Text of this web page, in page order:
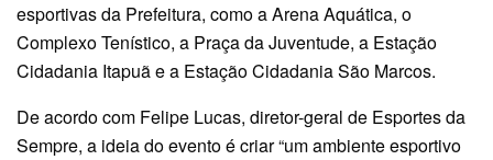
esportivas da Prefeitura, como a Arena Aquática, o
Complexo Tenístico, a Praça da Juventude, a Estação
Cidadania Itapuã e a Estação Cidadania São Marcos.
De acordo com Felipe Lucas, diretor-geral de Esportes da
Sempre, a ideia do evento é criar “um ambiente esportivo